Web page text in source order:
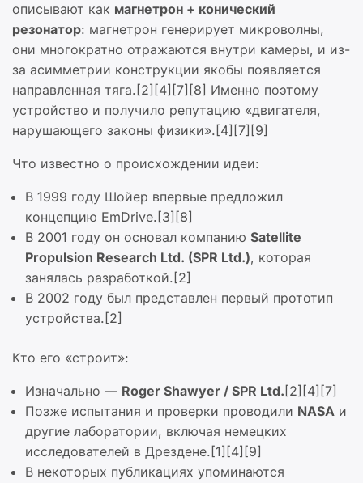
описывают как магнетрон + конический
резонатор: магнетрон генерирует микроволны,
они многократно отражаются внутри камеры, и из-
за асимметрии конструкции якобы появляется
направленная тяга.[2][4][7][8] Именно поэтому
устройство и получило репутацию «двигателя,
нарушающего законы физики».[4][7][9]
Что известно о происхождении идеи:
В 1999 году Шойер впервые предложил
концепцию EmDrive.[3][8]
В 2001 году он основал компанию Satellite
Propulsion Research Ltd. (SPR Ltd.), которая
занялась разработкой.[2]
В 2002 году был представлен первый прототип
устройства.[2]
Кто его «строит»:
Изначально — Roger Shawyer / SPR Ltd. [2][4][7]
Позже испытания и проверки проводили NASA и
другие лаборатории, включая немецких
исследователей в Дрездене.[1][4][9]
В некоторых публикациях упоминаются